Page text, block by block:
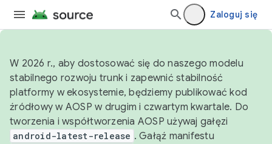
Zaloguj się
W 2026 r., aby dostosować się do naszego modelu
stabilnego rozwoju trunk i zapewnić stabilność
platformy w ekosystemie, będziemy publikować kod
źródłowy w AOSP w drugim i czwartym kwartale. Do
tworzenia i współtworzenia AOSP używaj gałęzi
android-latest-release . Gałąź manifestu